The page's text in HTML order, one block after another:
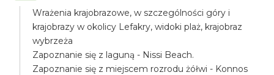
Wrażenia krajobrazowe, w szczególności góry i
krajobrazy w okolicy Lefakry, widoki plaż, krajobraz
wybrzeża
Zapoznanie się z laguną - Nissi Beach.
Zapoznanie się z miejscem rozrodu żółwi - Konnos